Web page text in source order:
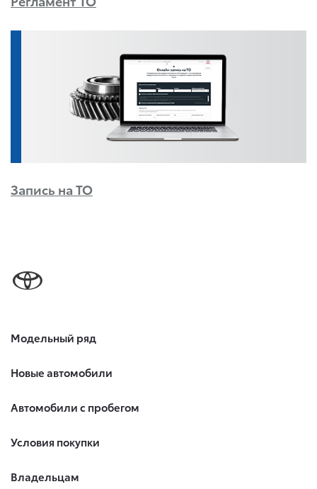
Запись на ТО
Модельный ряд
Новые автомобили
Автомобили с пробегом
Условия покупки
Владельцам